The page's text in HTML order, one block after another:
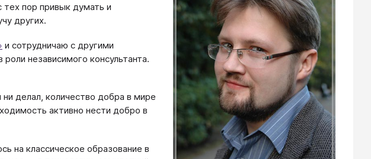
тех пор привык думать и
других.
и сотрудничаю с другими
независимого консультанта.
делал, количество добра в мире
активно нести добро в
на классическое образование в